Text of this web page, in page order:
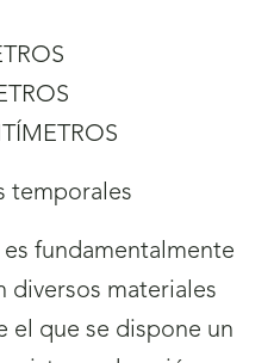
temporales
es fundamentalmente
diversos materiales
el que se dispone un